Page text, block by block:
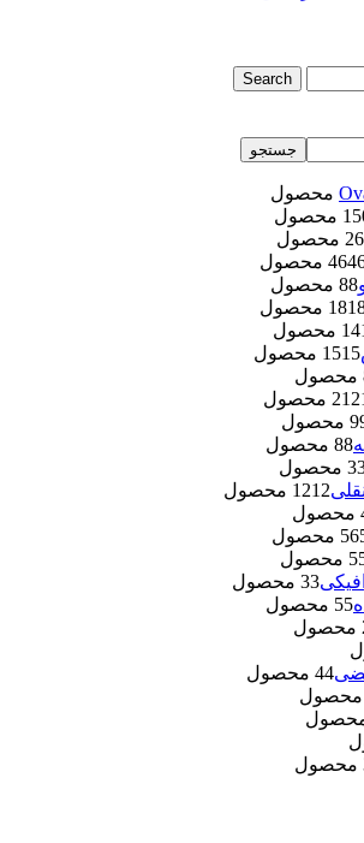
Search
جستجو
26
46محصول
88 محصول
18محصول
14
1515 محصول
21
9
88 محصول
3
1212 محصول
56
5
33 محصول
55 محصول
44 محصول